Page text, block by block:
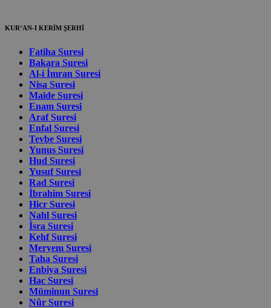
KUR’AN-I KERİM ŞERHİ
Fatiha Suresi
Bakara Suresi
Al-i İmran Suresi
Nisa Suresi
Maide Suresi
Enam Suresi
Araf Suresi
Enfal Suresi
Tevbe Suresi
Yunus Suresi
Hud Suresi
Yusuf Suresi
Rad Suresi
İbrahim Suresi
Hicr Suresi
Nahl Suresi
İsra Suresi
Kehf Suresi
Meryem Suresi
Taha Suresi
Enbiya Suresi
Hac Suresi
Müminun Suresi
Nûr Suresi